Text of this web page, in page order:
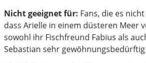
Nicht geeignet für: Fans, die es
dass Arielle in einem düsteren Meer
sowohl ihr Fischfreund Fabius als
Sebastian sehr